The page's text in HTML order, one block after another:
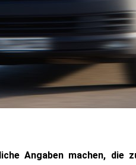
Angaben machen,